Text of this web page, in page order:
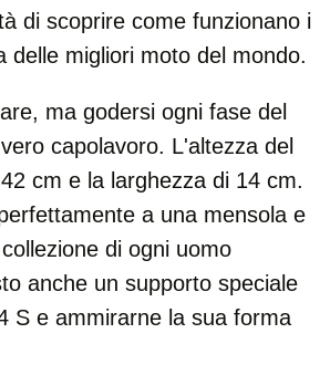
di scoprire come funzionano i
delle migliori moto del mondo.
ma godersi ogni fase del
capolavoro. L'altezza del
cm e la larghezza di 14 cm.
a una mensola e
di ogni uomo
anche un supporto speciale
S e ammirarne la sua forma